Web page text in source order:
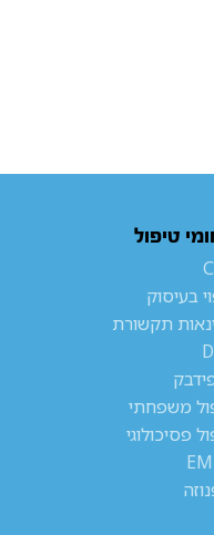
טיפול
בעיסוק
תקשורת
משפחתי
פסיכולוגי